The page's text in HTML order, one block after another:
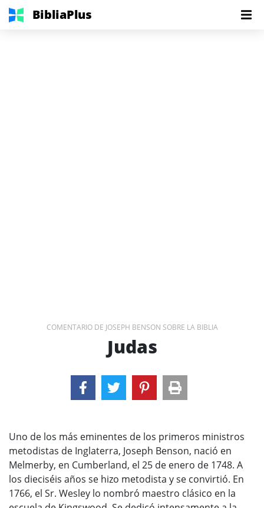
BibliaPlus
COMENTARIO DE JOSEPH BENSON SOBRE LA BIBLIA
Judas
Uno de los más eminentes de los primeros ministros
metodistas de Inglaterra, Joseph Benson, nació en
Melmerby, en Cumberland, el 25 de enero de 1748. A
los dieciséis años se hizo metodista y se convirtió. En
1766, el Sr. Wesley lo nombró maestro clásico en la